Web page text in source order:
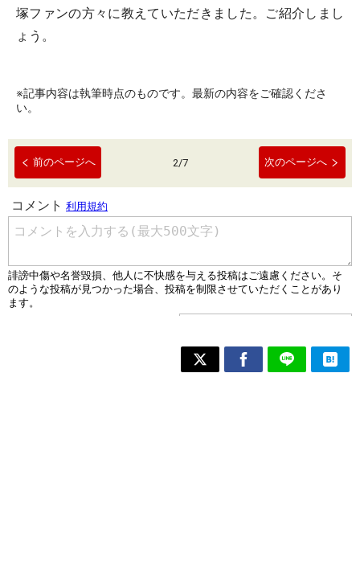
塚ファンの方々に教えていただきました。ご紹介しまし
ょう。
※記事内容は執筆時点のものです。最新の内容をご確認くださ
い。
前のページへ 2/7 次のページへ